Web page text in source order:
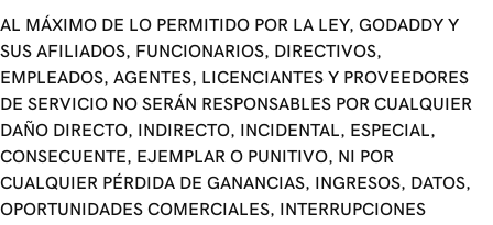
AL MÁXIMO DE LO PERMITIDO POR LA LEY, GODADDY Y
SUS AFILIADOS, FUNCIONARIOS, DIRECTIVOS,
EMPLEADOS, AGENTES, LICENCIANTES Y PROVEEDORES
DE SERVICIO NO SERÁN RESPONSABLES POR CUALQUIER
DAÑO DIRECTO, INDIRECTO, INCIDENTAL, ESPECIAL,
CONSECUENTE, EJEMPLAR O PUNITIVO, NI POR
CUALQUIER PÉRDIDA DE GANANCIAS, INGRESOS, DATOS,
OPORTUNIDADES COMERCIALES, INTERRUPCIONES